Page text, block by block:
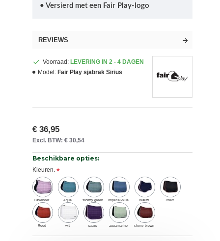
• Versierd met een Fair Play-logo
REVIEWS
Voorraad: LEVERING IN 2 - 4 DAGEN
Model: Fair Play sjabrak Sirius
€ 36,95
Excl. BTW: € 30,54
Beschikbare opties:
Kleuren.
Lavender Aqua stormy green Imperial-blue Blauw Zwart
Rood wit paars aquamarine cherry brown